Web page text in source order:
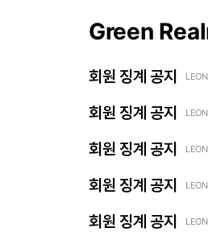
Green
회원 징계 공지
회원 징계 공지
회원 징계 공지
회원 징계 공지
회원 징계 공지